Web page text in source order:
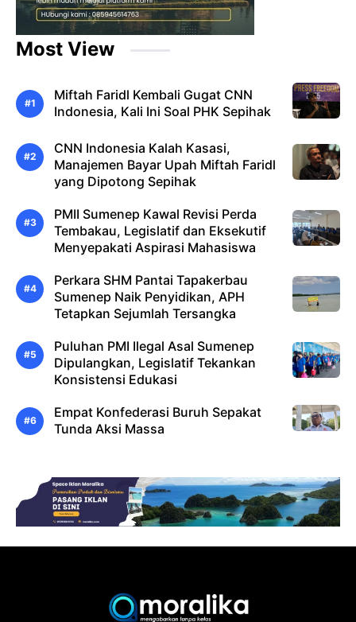
Most View
Miftah Faridl Kembali Gugat CNN
Indonesia, Kali Ini Soal PHK Sepihak
CNN Indonesia Kalah Kasasi,
Manajemen Bayar Upah Miftah Faridl
yang Dipotong Sepihak
PMII Sumenep Kawal Revisi Perda
Tembakau, Legislatif dan Eksekutif
Menyepakati Aspirasi Mahasiswa
Perkara SHM Pantai Tapakerbau
Sumenep Naik Penyidikan, APH
Tetapkan Sejumlah Tersangka
Puluhan PMI Ilegal Asal Sumenep
Dipulangkan, Legislatif Tekankan
Konsistensi Edukasi
Empat Konfederasi Buruh Sepakat
Tunda Aksi Massa